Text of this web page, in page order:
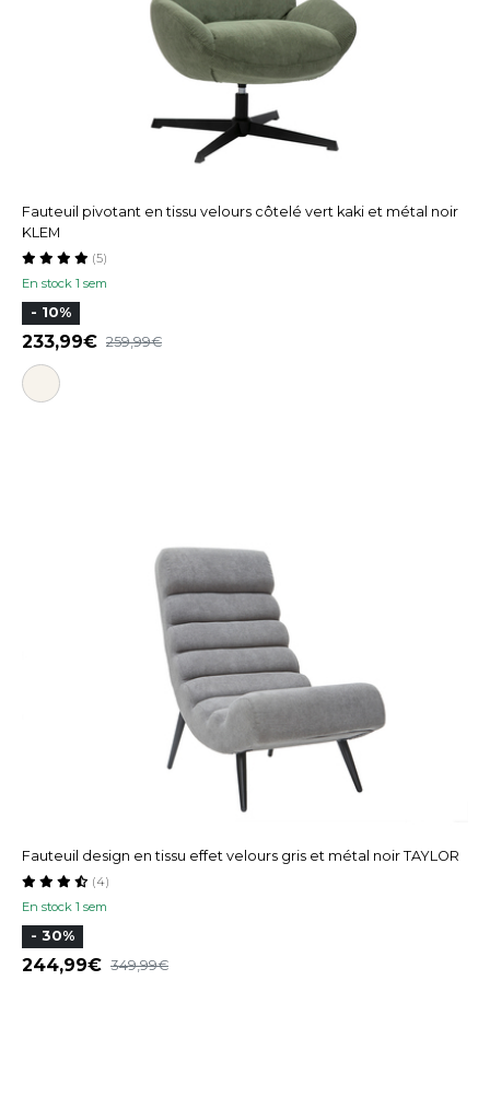
Fauteuil pivotant en tissu velours côtelé vert kaki et métal noir
KLEM
En stock 1 sem
(5)
- 10%
233,99 259,99
Fauteuil design en tissu effet velours gris et métal noir TAYLOR
En stock 1 sem
(4)
- 30%
244,99 349,99